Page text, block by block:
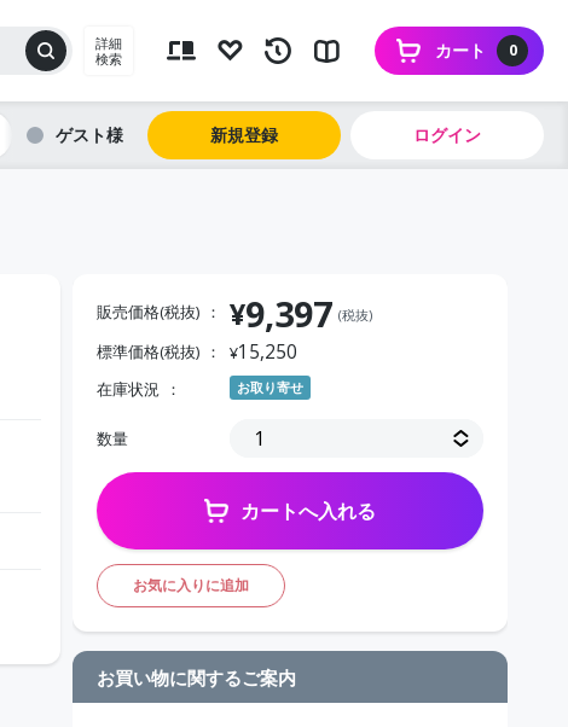
詳細
検索
0
カート
ゲスト 新規登録 ログイン
販売価格(税抜) ¥9,397 (税抜)
標準価格(税抜) ¥15,250
在庫状況 お取り寄せ
数量
カートへ入れる
お気に入りに追加
お買い物に関するご案内